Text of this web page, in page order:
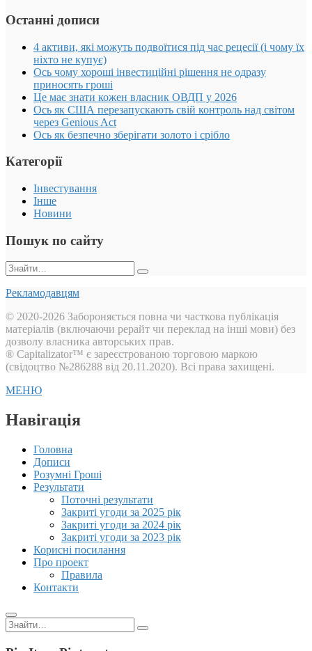
Останні дописи
4 активи, які можуть подвоїтися під час рецесії (і чому їх
ніхто не купує)
Ось чому хороші інвестиційні рішення не одразу
приносять гроші
Це має знати кожен власник ОВДП у 2026
Ось як США перезапускають свій контроль над світом
через Genious Act
Ось як безпечно зберігати золото і срібло
Категорії
Інвестування
Інше
Новини
Пошук по сайту
Пошук:
Рекламодавцям
© 2020-2026 Забороняється повна чи часткова публікація
матеріалів (включаючи рерайт чи переклад на інші мови) без
дозволу власника авторських прав.
® Capitalizator™ є зареєстрованою торговою маркою
(свідоцтво №286288 від 20.11.2020). Всі права захищені.
МЕНЮ
Навігація
Головна
Дописи
Розумні Гроші
Результати
Поточні результати
Закриті угоди за 2025 рік
Закриті угоди за 2024 рік
Закриті угоди за 2023 рік
Корисні посилання
Про проект
Правила
Контакти
Пошук: